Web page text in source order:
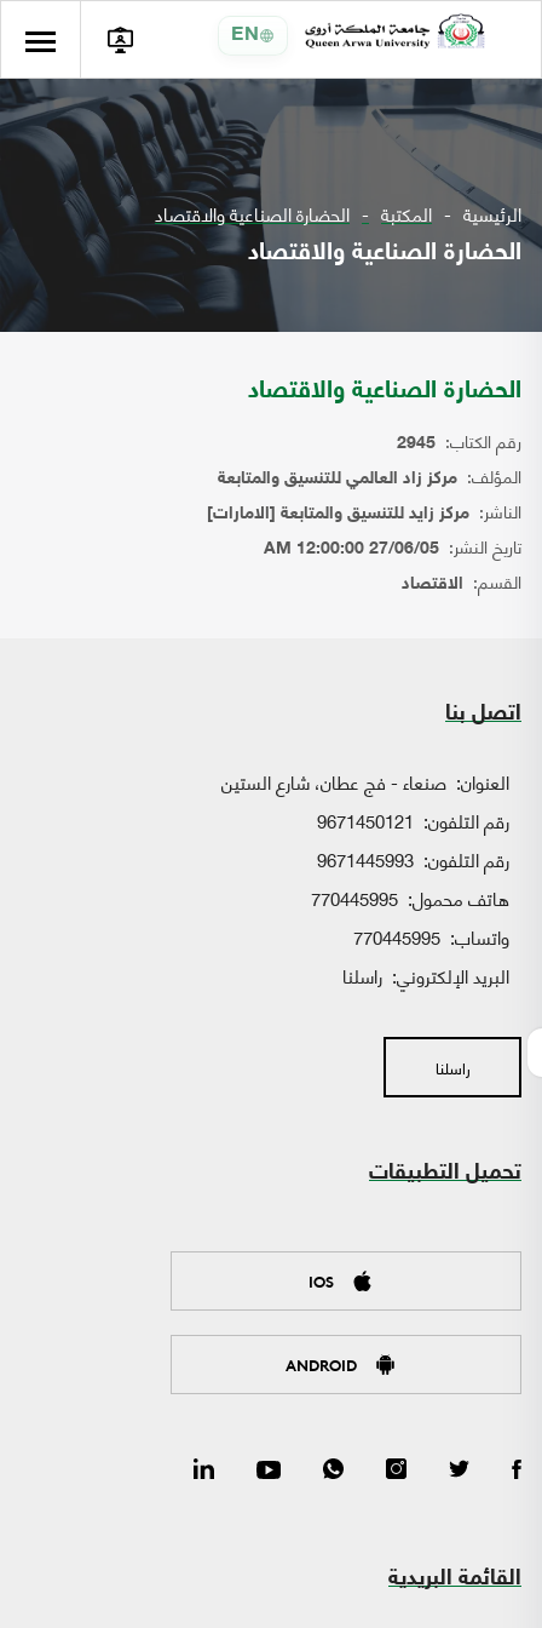
EN
الرئيسية المكتبة الحضارة الصناعية والاقتصاد
الحضارة الصناعية والاقتصاد
الحضارة الصناعية والاقتصاد
رقم الكتاب: 2945
المؤلف: مركز زاد العالمي للتنسيق والمتابعة
الناشر: مركز زايد للتنسيق والمتابعة [الامارات]
تاريخ النشر: 27/06/05 12:00:00 AM
القسم: الاقتصاد
اتصل بنا
العنوان: صنعاء - فج عطان، شارع الستين
رقم التلفون: 9671450121
رقم التلفون: 9671445993
هاتف محمول: 770445995
واتساب:
البريد الإلكتروني: راسلنا
راسلنا
تحميل التطبيقات
IOS
ANDROID
القائمة البريدية